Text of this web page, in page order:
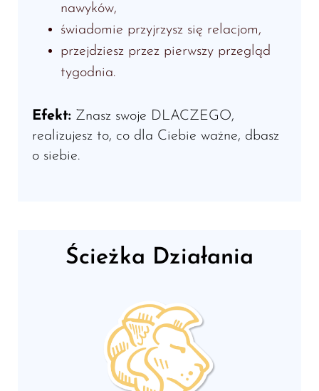
nawyków,
świadomie przyjrzysz się relacjom,
przejdziesz przez pierwszy przegląd
tygodnia.
Efekt: Znasz swoje DLACZEGO,
realizujesz to, co dla Ciebie ważne, dbasz
o siebie.
Ścieżka Działania